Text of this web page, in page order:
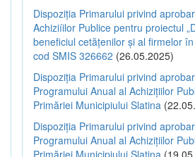
Dispoziția Primarului privind
Achiziíilor Publice pentru proiectul
beneficiul cetățenilor și al firmelor
cod SMIS 326662 (26.05.2025)
Dispoziția Primarului privind
Programului Anual al Achizițiilor
Primăriei Municipiului Slatina
Dispoziția Primarului privind
Programului Anual al Achizițiilor
Primăriei Municipiului Slatina